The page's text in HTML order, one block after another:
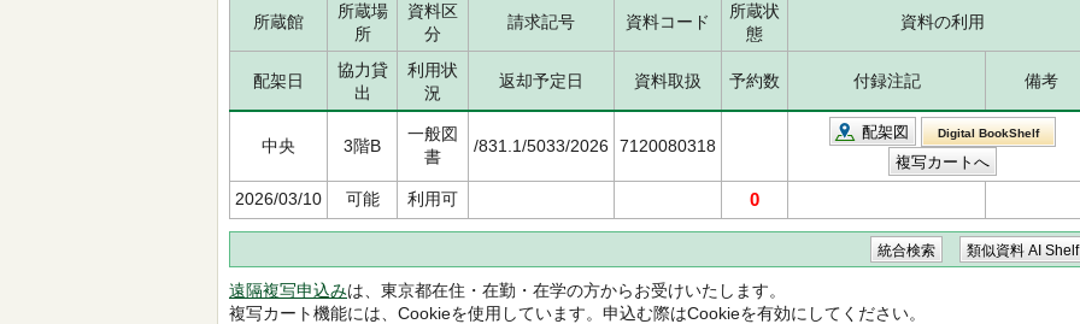
所蔵館
所蔵場
所
資料区
分
請求記号 資料コード
所蔵状
態
資料の利用
配架日
協力貸
出
利用状
況
返却予定日 資料取扱 予約数 付録注記 備考
中央 3階B
一般図
書
/831.1/5033/2026 7120080318
配架図 Digital BookShelf
2026/03/10 可能 利用可 0
遠隔複写申込みは、東京都在住・在勤・在学の方からお受けいたします。
複写カート機能には、Cookieを使用しています。申込む際はCookieを有効にしてください。